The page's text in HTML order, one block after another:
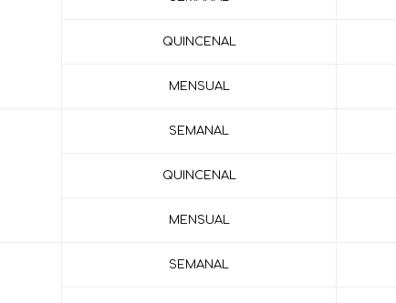
QUINCENAL
MENSUAL
SEMANAL
QUINCENAL
MENSUAL
SEMANAL